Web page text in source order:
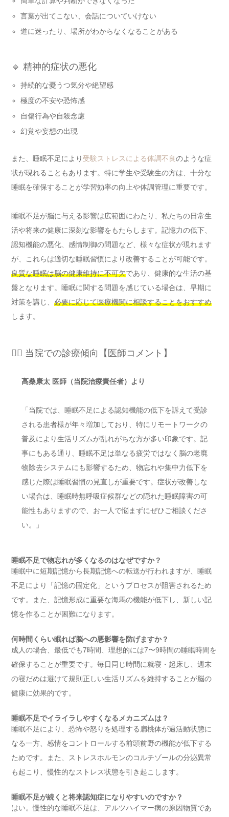
言葉が出てこない、会話についていけない
道に迷ったり、場所がわからなくなることがある
🔹 精神的症状の悪化
持続的な憂うつ気分や絶望感
極度の不安や恐怖感
自傷行為や自殺念慮
幻覚や妄想の出現
また、睡眠不足により 受験ストレスによる体調不良のような症
状が現れることもあります。特に学生や受験生の方は、十分な
睡眠を確保することが学習効率の向上や体調管理に重要です。
睡眠不足が脳に与える影響は広範囲にわたり、私たちの日常生
活や将来の健康に深刻な影響をもたらします。記憶力の低下、
認知機能の悪化、感情制御の問題など、様々な症状が現れます
が、これらは適切な睡眠習慣により改善することが可能です。
良質な睡眠は脳の健康維持に不可欠であり、健康的な生活の基
盤となります。睡眠に関する問題を感じている場合は、早期に
対策を講じ、 必要に応じて医療機関に相談することをおすすめ
します。
👨‍⚕️ 当院での診療傾向【医師コメント】
高桑康太 医師（当院治療責任者）より
「当院では、睡眠不足による認知機能の低下を訴えて受診
される患者様が年々増加しており、特にリモートワークの
普及により生活リズムが乱れがちな方が多い印象です。記
事にもある通り、睡眠不足は単なる疲労ではなく脳の老廃
物除去システムにも影響するため、物忘れや集中力低下を
感じた際は睡眠習慣の見直しが重要です。症状が改善しな
い場合は、睡眠時無呼吸症候群などの隠れた睡眠障害の可
能性もありますので、お一人で悩まずにぜひご相談くださ
い。」
睡眠不足で物忘れが多くなるのはなぜですか？
睡眠中に短期記憶から長期記憶への転送が行われますが、睡眠
不足により「記憶の固定化」というプロセスが阻害されるため
です。また、記憶形成に重要な海馬の機能が低下し、新しい記
憶を作ることが困難になります。
何時間くらい眠れば脳への悪影響を防げますか？
成人の場合、最低でも7時間、理想的には7〜9時間の睡眠時間を
確保することが重要です。毎日同じ時間に就寝・起床し、週末
の寝だめは避けて規則正しい生活リズムを維持することが脳の
健康に効果的です。
睡眠不足でイライラしやすくなるメカニズムは？
睡眠不足により、恐怖や怒りを処理する扁桃体が過活動状態に
なる一方、感情をコントロールする前頭前野の機能が低下する
ためです。また、ストレスホルモンのコルチゾールの分泌異常
も起こり、慢性的なストレス状態を引き起こします。
睡眠不足が続くと将来認知症になりやすいのですか？
はい。慢性的な睡眠不足は、アルツハイマー病の原因物質であ